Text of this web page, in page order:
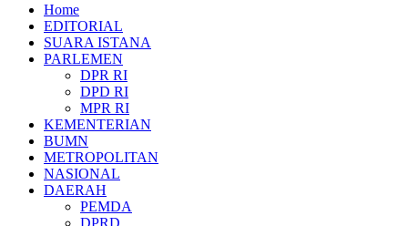
Home
EDITORIAL
SUARA ISTANA
PARLEMEN
DPR RI
DPD RI
MPR RI
KEMENTERIAN
BUMN
METROPOLITAN
NASIONAL
DAERAH
PEMDA
DPRD